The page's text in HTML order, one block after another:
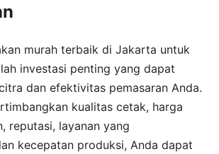
murah terbaik di Jakarta untuk
investasi penting yang dapat
dan efektivitas pemasaran Anda.
kualitas cetak, harga
reputasi, layanan yang
kecepatan produksi, Anda dapat